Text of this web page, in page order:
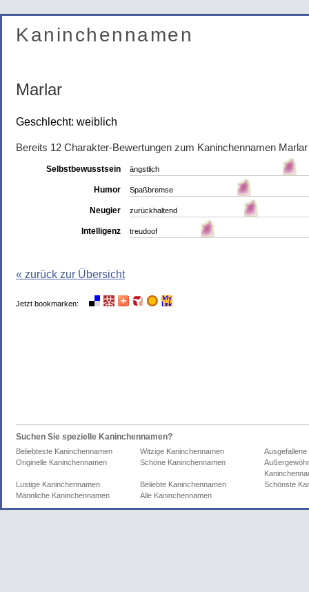
Kaninchennamen
Marlar
Geschlecht: weiblich
Bereits 12 Charakter-Bewertungen zum Kaninchennamen
Selbstbewusstsein ängstlich
Humor Spaßbremse
Neugier zurückhaltend
Intelligenz treudoof
« zurück zur Übersicht
Jetzt bookmarken:
Suchen Sie spezielle Kaninchennamen?
Beliebteste Kaninchennamen Witzige Kaninchennamen
Originelle Kaninchennamen
Schöne Kaninchennamen
Lustige Kaninchennamen
Beliebte Kaninchennamen
Schönste
Männliche Kaninchennamen
Alle Kaninchennamen